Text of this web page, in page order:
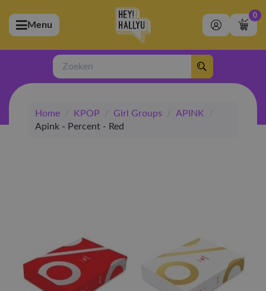
(Artiesten)
(Merchandise)
(Exclusive)
(Winkel)
Menu
0
Zoeken
Home / KPOP / Girl Groups / APINK
/
Apink - Percent - Red